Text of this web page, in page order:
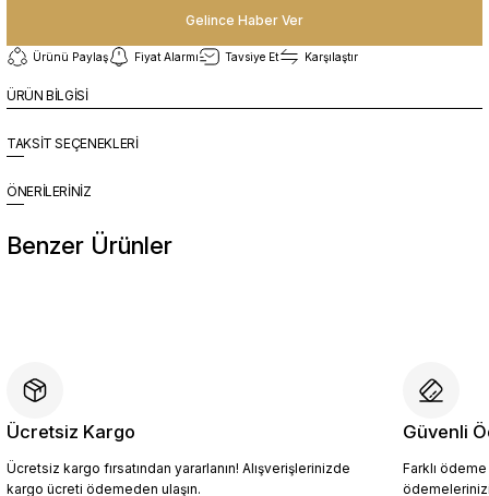
Gelince Haber Ver
Ürünü Paylaş Fiyat Alarmı Tavsiye Et Karşılaştır
ÜRÜN BİLGİSİ
TAKSİT SEÇENEKLERİ
ÖNERİLERİNİZ
Benzer Ürünler
4.409,10 TL
4.899,00 TL
Sepete Ekle
Ücretsiz Kargo
Ücretsiz kargo fırsatından yararlanın! Alışverişlerinizde
kargo ücreti ödemeden ulaşın.
Güvenli
Farklı